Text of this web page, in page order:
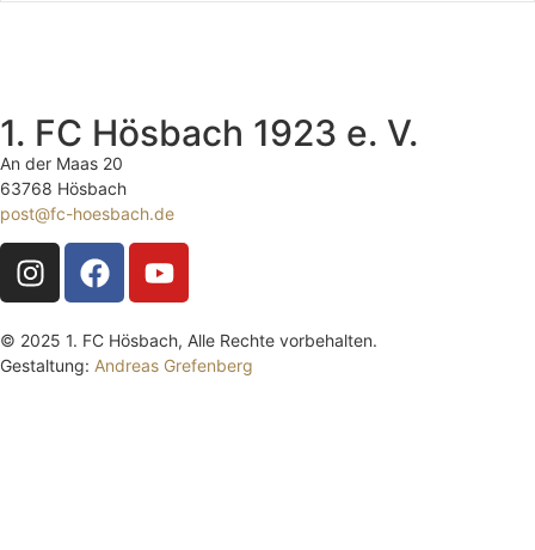
1. FC Hösbach 1923 e. V.
An der Maas 20
63768 Hösbach
post@fc-hoesbach.de
© 2025 1. FC Hösbach, Alle Rechte vorbehalten.
Gestaltung: Andreas Grefenberg